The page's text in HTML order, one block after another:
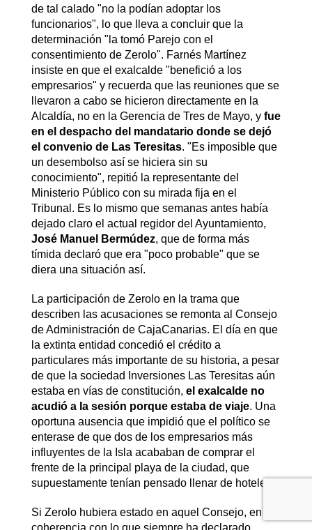
de tal calado "no la podían adoptar los
funcionarios", lo que lleva a concluir que la
determinación "la tomó Parejo con el
consentimiento de Zerolo". Farnés Martínez
insiste en que el exalcalde "benefició a los
empresarios" y recuerda que las reuniones que se
llevaron a cabo se hicieron directamente en la
Alcaldía, no en la Gerencia de Tres de Mayo, y fue
en el despacho del mandatario donde se dejó
el convenio de Las Teresitas. "Es imposible que
un desembolso así se hiciera sin su
conocimiento", repitió la representante del
Ministerio Público con su mirada fija en el
Tribunal. Es lo mismo que semanas antes había
dejado claro el actual regidor del Ayuntamiento,
José Manuel Bermúdez, que de forma más
tímida declaró que era "poco probable" que se
diera una situación así.
La participación de Zerolo en la trama que
describen las acusaciones se remonta al Consejo
de Administración de CajaCanarias. El día en que
la extinta entidad concedió el crédito a
particulares más importante de su historia, a pesar
de que la sociedad Inversiones Las Teresitas aún
estaba en vías de constitución, el exalcalde no
acudió a la sesión porque estaba de viaje. Una
oportuna ausencia que impidió que el político se
enterase de que dos de los empresarios más
influyentes de la Isla acababan de comprar el
frente de la principal playa de la ciudad, que
supuestamente tenían pensado llenar de hoteles.
Si Zerolo hubiera estado en aquel Consejo, en
coherencia con lo que siempre ha declarado,